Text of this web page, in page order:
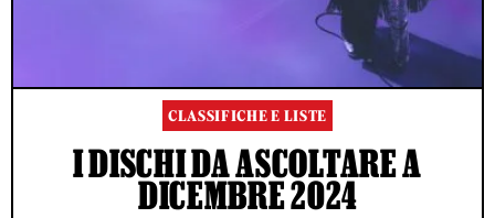
CLASSIFICHE E LISTE
I DISCHI DA ASCOLTARE A
DICEMBRE 2024